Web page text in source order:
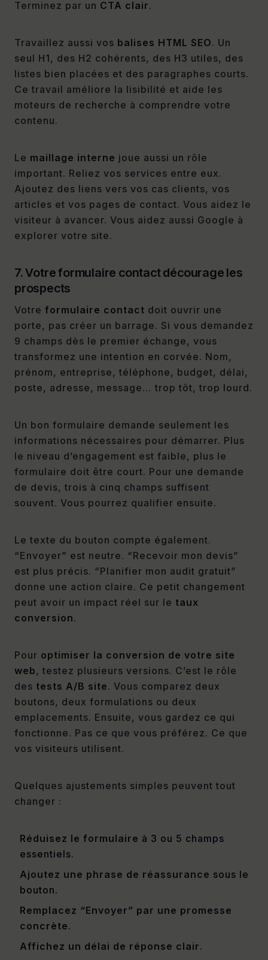
Terminez par un CTA clair.
Travaillez aussi vos balises HTML SEO. Un
seul H1, des H2 cohérents, des H3 utiles, des
listes bien placées et des paragraphes courts.
Ce travail améliore la lisibilité et aide les
moteurs de recherche à comprendre votre
contenu.
Le maillage interne joue aussi un rôle
important. Reliez vos services entre eux.
Ajoutez des liens vers vos cas clients, vos
articles et vos pages de contact. Vous aidez le
visiteur à avancer. Vous aidez aussi Google à
explorer votre site.
7. Votre formulaire contact décourage les
prospects
Votre formulaire contact doit ouvrir une
porte, pas créer un barrage. Si vous demandez
9 champs dès le premier échange, vous
transformez une intention en corvée. Nom,
prénom, entreprise, téléphone, budget, délai,
poste, adresse, message… trop tôt, trop lourd.
Un bon formulaire demande seulement les
informations nécessaires pour démarrer. Plus
le niveau d’engagement est faible, plus le
formulaire doit être court. Pour une demande
de devis, trois à cinq champs suffisent
souvent. Vous pourrez qualifier ensuite.
Le texte du bouton compte également.
“Envoyer” est neutre. “Recevoir mon devis”
est plus précis. “Planifier mon audit gratuit”
donne une action claire. Ce petit changement
peut avoir un impact réel sur le taux
conversion.
Pour optimiser la conversion de votre site
web, testez plusieurs versions. C’est le rôle
des tests A/B site. Vous comparez deux
boutons, deux formulations ou deux
emplacements. Ensuite, vous gardez ce qui
fonctionne. Pas ce que vous préférez. Ce que
vos visiteurs utilisent.
Quelques ajustements simples peuvent tout
changer :
Réduisez le formulaire à 3 ou 5 champs
essentiels.
Ajoutez une phrase de réassurance sous le
bouton.
Remplacez “Envoyer” par une promesse
concrète.
Affichez un délai de réponse clair.